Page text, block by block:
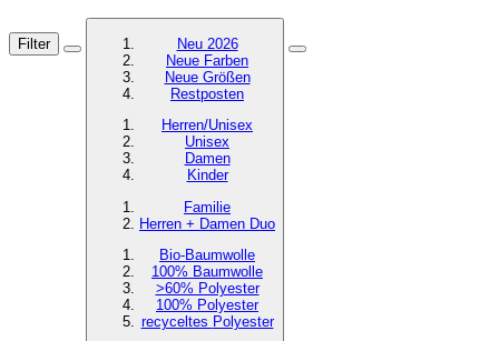
Filter
Neu 2026
Neue Farben
Neue Größen
Restposten
Herren/Unisex
Unisex
Damen
Kinder
Familie
Herren + Damen Duo
Bio-Baumwolle
100% Baumwolle
>60% Polyester
100% Polyester
recyceltes Polyester